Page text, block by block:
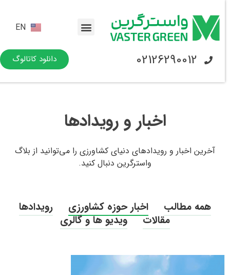
EN
02126290012 دانلود کاتالوگ
اخبار و رویدادها
آخرین اخبار و رویدادهای دنیای کشاورزی را می‌توانید از بلاگ
واسترگرین دنبال کنید.
همه مطالب اخبار حوزه کشاورزی
رویدادها
مقالات
ویدیو ها و گالری